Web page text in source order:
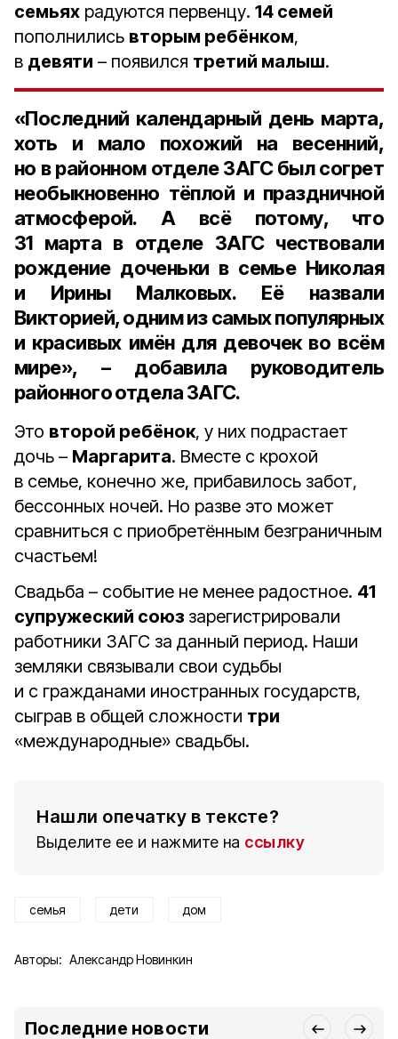
семьях радуются первенцу. 14 семей
пополнились вторым ребёнком,
в девяти – появился третий малыш.
«Последний календарный день марта,
хоть и мало похожий на весенний,
но в районном отделе ЗАГС был согрет
необыкновенно тёплой и праздничной
атмосферой. А всё потому, что
31 марта в отделе ЗАГС чествовали
рождение доченьки в семье Николая
и Ирины Малковых. Её назвали
Викторией, одним из самых популярных
и красивых имён для девочек во всём
мире», – добавила руководитель
районного отдела ЗАГС.
Это второй ребёнок, у них подрастает
дочь – Маргарита. Вместе с крохой
в семье, конечно же, прибавилось забот,
бессонных ночей. Но разве это может
сравниться с приобретённым безграничным
счастьем!
Свадьба – событие не менее радостное. 41
супружеский союз зарегистрировали
работники ЗАГС за данный период. Наши
земляки связывали свои судьбы
и с гражданами иностранных государств,
сыграв в общей сложности три
«международные» свадьбы.
Нашли опечатку в тексте?
Выделите ее и нажмите на ссылку
семья дети дом
Авторы: Александр Новинкин
Последние новости